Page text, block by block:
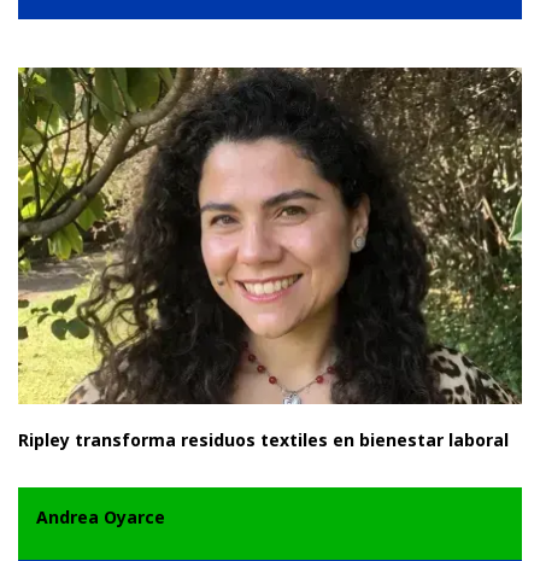
Ripley transforma residuos textiles en bienestar laboral
Andrea Oyarce